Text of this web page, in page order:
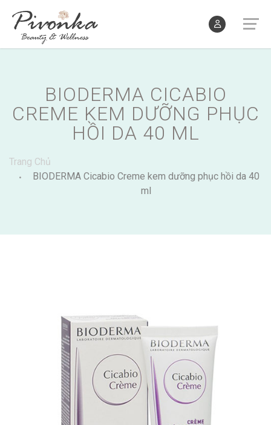
BIODERMA CICABIO
CREME KEM DƯỠNG PHỤC
HỒI DA 40 ML
Trang Chủ
BIODERMA Cicabio Creme kem dưỡng phục hồi da 40
ml